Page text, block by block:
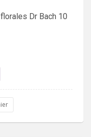
Dr Bach 10